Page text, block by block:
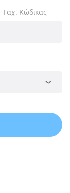
Ταχ. Κώδικας